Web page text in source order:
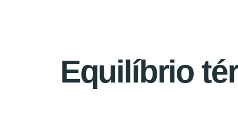
Equilíbrio